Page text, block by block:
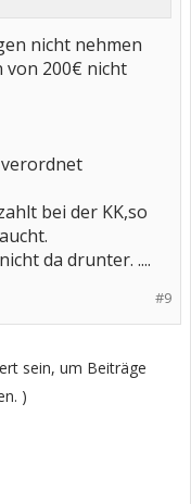
nicht nehmen
von 200€ nicht
bei der KK,so
da drunter. ....
#9
sein, um Beiträge
)